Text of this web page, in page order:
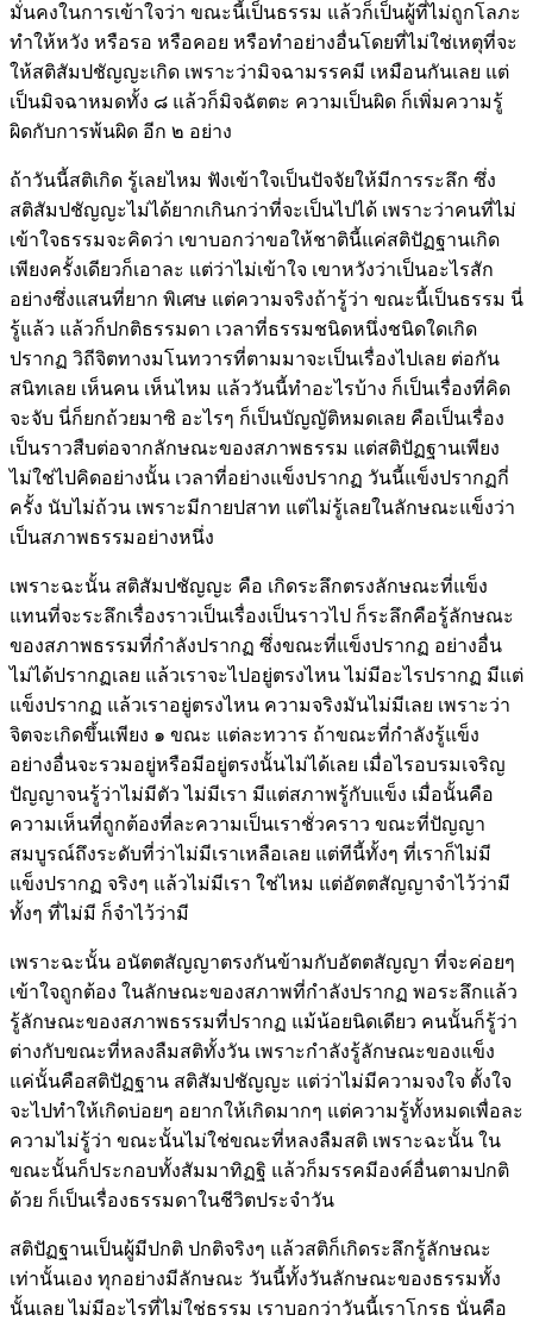
มั่นคงในการเข้าใจว่า ขณะนี้เป็นธรรม แล้วก็เป็นผู้ที่ไม่ถูกโลภะ
ทำให้หวัง หรือรอ หรือคอย หรือทำอย่างอื่นโดยที่ไม่ใช่เหตุที่จะ
ให้สติสัมปชัญญะเกิด เพราะว่ามิจฉามรรคมี เหมือนกันเลย แต่
เป็นมิจฉาหมดทั้ง ๘ แล้วก็มิจฉัตตะ ความเป็นผิด ก็เพิ่มความรู้
ผิดกับการพ้นผิด อีก ๒ อย่าง
ถ้าวันนี้สติเกิด รู้เลยไหม ฟังเข้าใจเป็นปัจจัยให้มีการระลึก ซึ่ง
สติสัมปชัญญะไม่ได้ยากเกินกว่าที่จะเป็นไปได้ เพราะว่าคนที่ไม่
เข้าใจธรรมจะคิดว่า เขาบอกว่าขอให้ชาตินี้แค่สติปัฏฐานเกิด
เพียงครั้งเดียวก็เอาละ แต่ว่าไม่เข้าใจ เขาหวังว่าเป็นอะไรสัก
อย่างซึ่งแสนที่ยาก พิเศษ แต่ความจริงถ้ารู้ว่า ขณะนี้เป็นธรรม นี่
รู้แล้ว แล้วก็ปกติธรรมดา เวลาที่ธรรมชนิดหนึ่งชนิดใดเกิด
ปรากฏ วิถีจิตทางมโนทวารที่ตามมาจะเป็นเรื่องไปเลย ต่อกัน
สนิทเลย เห็นคน เห็นไหม แล้ววันนี้ทำอะไรบ้าง ก็เป็นเรื่องที่คิด
จะจับ นี่ก็ยกถ้วยมาซิ อะไรๆ ก็เป็นบัญญัติหมดเลย คือเป็นเรื่อง
เป็นราวสืบต่อจากลักษณะของสภาพธรรม แต่สติปัฏฐานเพียง
ไม่ใช่ไปคิดอย่างนั้น เวลาที่อย่างแข็งปรากฏ วันนี้แข็งปรากฏกี่
ครั้ง นับไม่ถ้วน เพราะมีกายปสาท แต่ไม่รู้เลยในลักษณะแข็งว่า
เป็นสภาพธรรมอย่างหนึ่ง
เพราะฉะนั้น สติสัมปชัญญะ คือ เกิดระลึกตรงลักษณะที่แข็ง
แทนที่จะระลึกเรื่องราวเป็นเรื่องเป็นราวไป ก็ระลึกคือรู้ลักษณะ
ของสภาพธรรมที่กำลังปรากฏ ซึ่งขณะที่แข็งปรากฏ อย่างอื่น
ไม่ได้ปรากฏเลย แล้วเราจะไปอยู่ตรงไหน ไม่มีอะไรปรากฏ มีแต่
แข็งปรากฏ แล้วเราอยู่ตรงไหน ความจริงมันไม่มีเลย เพราะว่า
จิตจะเกิดขึ้นเพียง ๑ ขณะ แต่ละทวาร ถ้าขณะที่กำลังรู้แข็ง
อย่างอื่นจะรวมอยู่หรือมีอยู่ตรงนั้นไม่ได้เลย เมื่อไรอบรมเจริญ
ปัญญาจนรู้ว่าไม่มีตัว ไม่มีเรา มีแต่สภาพรู้กับแข็ง เมื่อนั้นคือ
ความเห็นที่ถูกต้องที่ละความเป็นเราชั่วคราว ขณะที่ปัญญา
สมบูรณ์ถึงระดับที่ว่าไม่มีเราเหลือเลย แต่ทีนี้ทั้งๆ ที่เราก็ไม่มี
แข็งปรากฏ จริงๆ แล้วไม่มีเรา ใช่ไหม แต่อัตตสัญญาจำไว้ว่ามี
ทั้งๆ ที่ไม่มี ก็จำไว้ว่ามี
เพราะฉะนั้น อนัตตสัญญาตรงกันข้ามกับอัตตสัญญา ที่จะค่อยๆ
เข้าใจถูกต้อง ในลักษณะของสภาพที่กำลังปรากฏ พอระลึกแล้ว
รู้ลักษณะของสภาพธรรมที่ปรากฏ แม้น้อยนิดเดียว คนนั้นก็รู้ว่า
ต่างกับขณะที่หลงลืมสติทั้งวัน เพราะกำลังรู้ลักษณะของแข็ง
แค่นั้นคือสติปัฏฐาน สติสัมปชัญญะ แต่ว่าไม่มีความจงใจ ตั้งใจ
จะไปทำให้เกิดบ่อยๆ อยากให้เกิดมากๆ แต่ความรู้ทั้งหมดเพื่อละ
ความไม่รู้ว่า ขณะนั้นไม่ใช่ขณะที่หลงลืมสติ เพราะฉะนั้น ใน
ขณะนั้นก็ประกอบทั้งสัมมาทิฏฐิ แล้วก็มรรคมีองค์อื่นตามปกติ
ด้วย ก็เป็นเรื่องธรรมดาในชีวิตประจำวัน
สติปัฏฐานเป็นผู้มีปกติ ปกติจริงๆ แล้วสติก็เกิดระลึกรู้ลักษณะ
เท่านั้นเอง ทุกอย่างมีลักษณะ วันนี้ทั้งวันลักษณะของธรรมทั้ง
นั้นเลย ไม่มีอะไรที่ไม่ใช่ธรรม เราบอกว่าวันนี้เราโกรธ นั่นคือ